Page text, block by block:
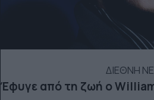
ΔΙΕΘΝΗ
Έφυγε από τη ζωή ο